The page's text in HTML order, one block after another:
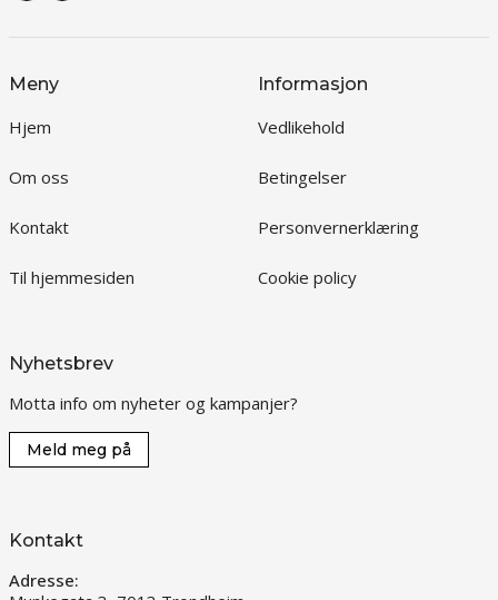
Meny
Hjem
Om oss
Kontakt
Til hjemmesiden
Informasjon
Vedlikehold
Betingelser
Personvernerklæring
Cookie policy
Nyhetsbrev
Motta info om nyheter og kampanjer?
Meld meg på
Kontakt
Adresse: